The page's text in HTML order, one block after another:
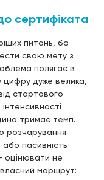
сертифіката
питань, бо
свою мету з
полягає в
дуже велика,
стартового
тримає темп.
розчарування
пасивність
оцінювати не
маршрут: